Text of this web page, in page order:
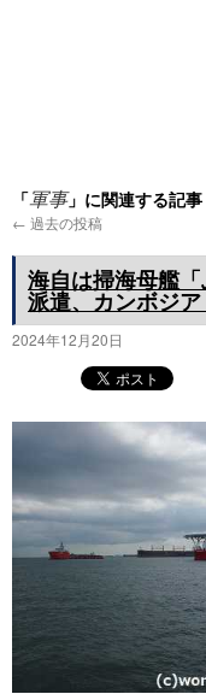
「軍事」に関連する記事
← 過去の投稿
海自は掃海母艦
派遣、カンボジ
2024年12月20日